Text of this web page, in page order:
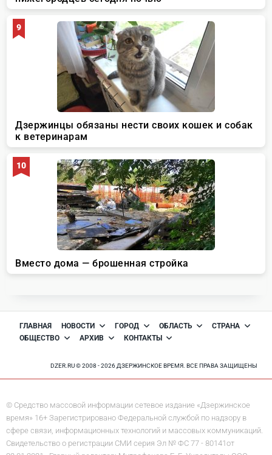
ГЛАВНАЯ НОВОСТИ ГОРОД ОБЛАСТЬ
СТРАНА
ОБЩЕСТВО
АРХИВ КОНТАКТЫ
DZER.RU © 2008 - 2026 ДЗЕРЖИНСКОЕ ВРЕМЯ. ВСЕ ПРАВА ЗАЩИЩЕНЫ
© Средство массовой информации сетевое издание «Дзержинское
время» 16+ Зарегистрировано Федеральной службой по надзору в
сфере связи, информационных технологий и массовых коммуникаций.
Свидетельство о регистрации СМИ серия Эл № ФС 77 - 80141от